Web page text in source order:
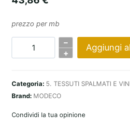
prezzo per mb
Quantità
–
+
Aggiungi
Categoria: 5. TESSUTI SPALMATI E
Brand: MODECO
Condividi la tua opinione